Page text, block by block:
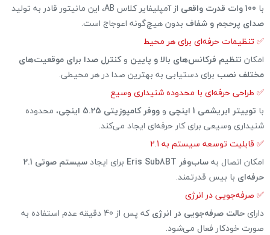
با 100 وات قدرت واقعی
از آمپلیفایر کلاس AB، این مانیتور قادر به تولید
صدای پرحجم و شفاف بدون هیچ‌گونه اعوجاج است.
✅ تنظیمات حرفه‌ای برای هر محیط
امکان تنظیم فرکانس‌های بالا و پایین وکنترل صدا برای موقعیت‌های
مختلف نصب برای دستیابی به بهترین صدا در هر محیطی.
✅ طراحی حرفه‌ای با محدوده شنیداری وسیع
با توییتر ابریشمی 1 اینچی وووفر کامپوزیتی 5.25 اینچی
، محدوده
شنیداری وسیعی برای کار حرفه‌ای ایجاد می‌کند.
✅ قابلیت توسعه سیستم به 2.1
امکان اتصال بهساب‌وفر Eris Sub8BT برای ایجاد
سیستم صوتی 2.1
حرفه‌ای با بیس قدرتمند.
✅ صرفه‌جویی در انرژی
دارای حالت صرفه‌جویی در انرژی
که پس از 40 دقیقه عدم استفاده به
صورت خودکار فعال می‌شود.